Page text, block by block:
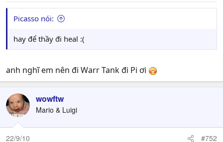
Picasso nói:
hay để thầy đi heal :(
anh nghĩ em nên đi Warr Tank đi Pi ơi
wowftw
Mario & Luigi
22/9/10 #752